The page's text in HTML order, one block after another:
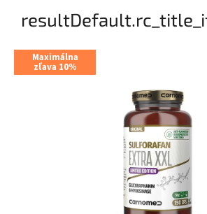
Maximálna
zľava 10%